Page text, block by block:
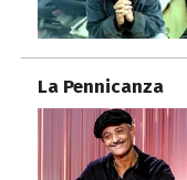
La Pennicanza